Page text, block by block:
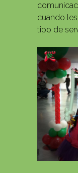
cuando
tipo de